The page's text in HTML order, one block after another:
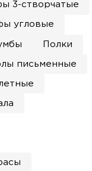
3-створчатые
угловые
Полки
письменные